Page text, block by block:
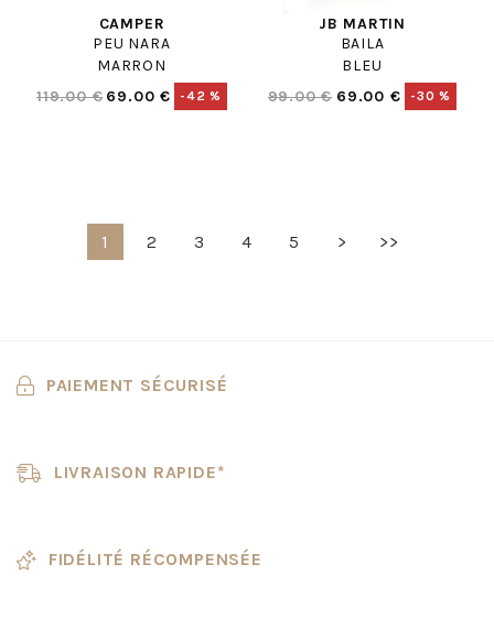
CAMPER
PEU NARA
MARRON
119.00 € 69.00 € -42 %
JB MARTIN
BAILA
BLEU
99.00 € 69.00 € -30 %
1 2 3 4 5 > >>
PAIEMENT SÉCURISÉ
LIVRAISON RAPIDE*
FIDÉLITÉ RÉCOMPENSÉE